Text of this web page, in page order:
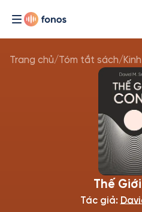
Trang chủ/Tóm tắt sách/
Thế
Tác giả: